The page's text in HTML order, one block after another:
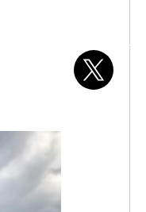
public_html/wp/wp-
single.php